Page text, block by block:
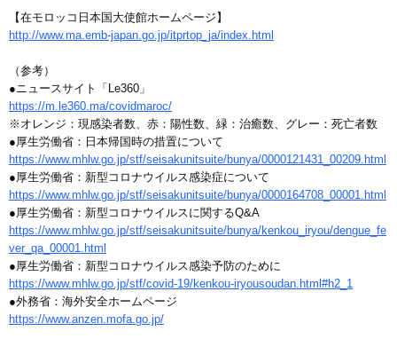
【在モロッコ日本国大使館ホームページ】
http://www.ma.emb-japan.go.jp/itprtop_ja/index.html
（参考）
●ニュースサイト「Le360」
https://m.le360.ma/covidmaroc/
※オレンジ：現感染者数、赤：陽性数、緑：治癒数、グレー：死亡者数
●厚生労働省：日本帰国時の措置について
https://www.mhlw.go.jp/stf/seisakunitsuite/bunya/0000121431_00209.html
●厚生労働省：新型コロナウイルス感染症について
https://www.mhlw.go.jp/stf/seisakunitsuite/bunya/0000164708_00001.html
●厚生労働省：新型コロナウイルスに関するQ&A
https://www.mhlw.go.jp/stf/seisakunitsuite/bunya/kenkou_iryou/dengue_fe
ver_qa_00001.html
●厚生労働省：新型コロナウイルス感染予防のために
https://www.mhlw.go.jp/stf/covid-19/kenkou-iryousoudan.html#h2_1
●外務省：海外安全ホームページ
https://www.anzen.mofa.go.jp/